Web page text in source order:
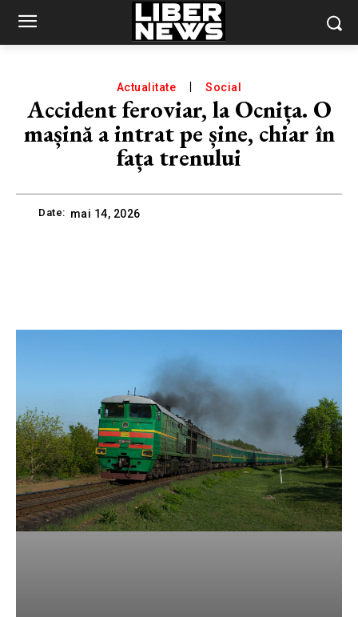
Actualitate Social
Accident feroviar, la Ocnița. O
mașină a intrat pe șine, chiar în
fața trenului
Date: mai 14, 2026